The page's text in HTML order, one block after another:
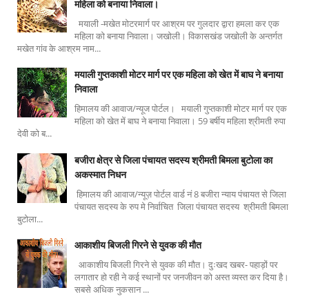
महिला को बनाया निवाला।
मयाली -मखेत मोटरमार्ग पर आश्रम पर गुलदार द्वारा हमला कर एक
महिला को बनाया निवाला। जखोली। विकासखंड जखोली के अन्तर्गत
मखेत गांव के आश्रम नाम...
मयाली गुप्तकाशी मोटर मार्ग पर एक महिला को खेत में बाघ ने बनाया
निवाला
हिमालय की आवाज/न्यूज पोर्टल। मयाली गुप्तकाशी मोटर मार्ग पर एक
महिला को खेत में बाघ ने बनाया निवाला। 59 बर्षीय महिला श्रीमती रुपा
देवी को ब...
बजीरा क्षेत्र से जिला पंचायत सदस्य श्रीमती बिमला बुटोला का
अकस्मात निधन
हिमालय की आवाज/न्यूज़ पोर्टल वार्ड नं 8 बजीरा न्याय पंचायत से जिला
पंचायत सदस्य के रुप मे निर्वाचित जिला पंचायत सदस्य श्रीमती बिमला
बुटोला...
आकाशीय बिजली गिरने से युवक की मौत
आकाशीय बिजली गिरने से युवक की मौत। दुःखद खबर- पहाड़ों पर
लगातार हो रही ने कई स्थानों पर जनजीवन को अस्त व्यस्त कर दिया है।
सबसे अधिक नुकसान ...